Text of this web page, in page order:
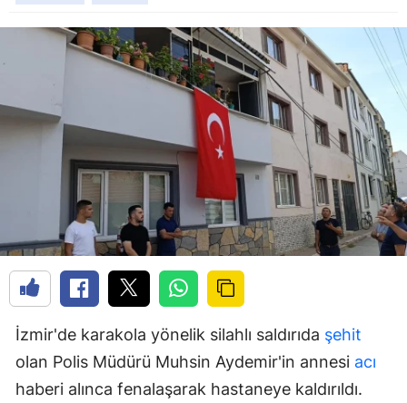
İzmir'de karakola yönelik silahlı saldırıda şehit
olan Polis Müdürü Muhsin Aydemir'in annesi acı
haberi alınca fenalaşarak hastaneye kaldırıldı.